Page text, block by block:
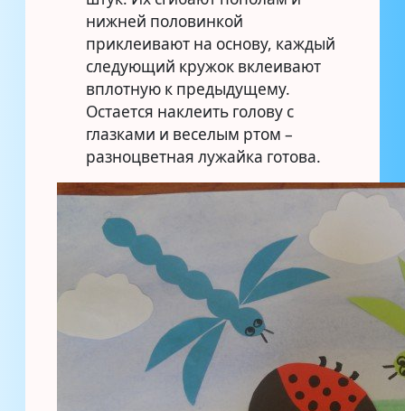
нижней половинкой
приклеивают на основу, каждый
следующий кружок вклеивают
вплотную к предыдущему.
Остается наклеить голову с
глазками и веселым ртом –
разноцветная лужайка готова.